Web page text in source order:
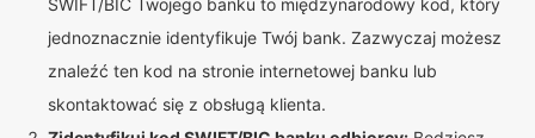
SWIFT/BIC Twojego banku to międzynarodowy kod, który
jednoznacznie identyfikuje Twój bank. Zazwyczaj możesz
znaleźć ten kod na stronie internetowej banku lub
skontaktować się z obsługą klienta.